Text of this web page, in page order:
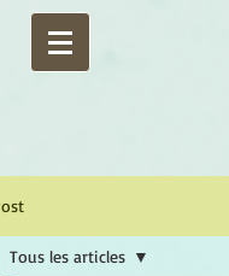
Tous les articles